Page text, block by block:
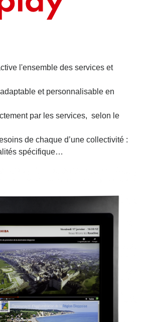
l'ensemble des services et
et personnalisable en
par les services, selon le
de chaque d’une collectivité :
spécifique…